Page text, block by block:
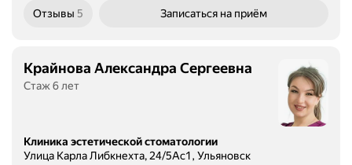
Отзывы 5 Записаться на приём
Крайнова Александра Сергеевна
Стаж 6 лет
Клиника эстетической стоматологии
Улица Карла Либкнехта, 24/5Ас1, Ульяновск